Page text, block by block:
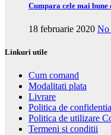
Cumpara cele mai
18 februarie 2020 No
Linkuri utile
Cum comand
Modalitati plata
Livrare
Politica de
Politica de utilizare
Termeni si conditii